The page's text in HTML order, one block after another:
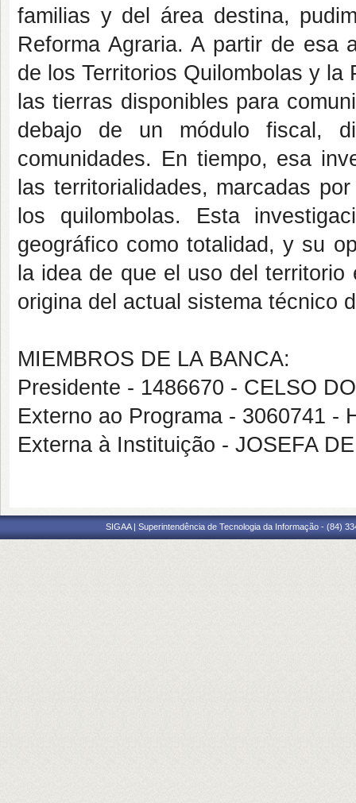
familias y del área destina,
Reforma Agraria. A partir de esa
de los Territorios Quilombolas y
las tierras disponibles para
debajo de un módulo fiscal,
comunidades. En tiempo, esa
las territorialidades, marcadas
los quilombolas. Esta
geográfico como totalidad, y su
la idea de que el uso del
origina del actual sistema técnico
MIEMBROS DE LA BANCA:
Presidente - 1486670 - CELSO
Externo ao Programa - 3060741 -
Externa à Instituição - JOSEFA
SIGAA | Superintendência de Tecnologia da Informação - (84)